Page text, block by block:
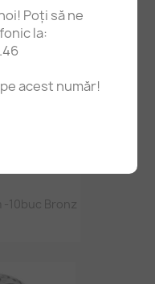
Poți să ne
la:
acest număr!
-10buc Bronz